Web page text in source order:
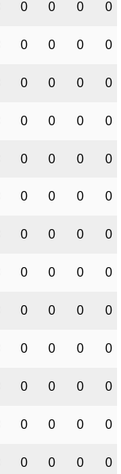
0 0 0 0
0 0 0 0
0 0 0 0
0 0 0 0
0 0 0 0
0 0 0 0
0 0 0 0
0 0 0 0
0 0 0 0
0 0 0 0
0 0 0 0
0 0 0 0
0 0 0 0